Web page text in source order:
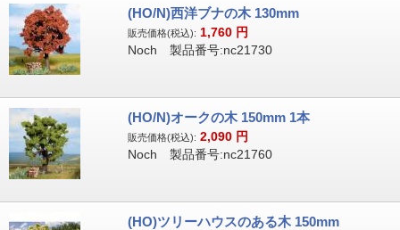
(HO/N)西洋ブナの木 130mm
販売価格(税込): 1,760 円
Noch 製品番号:nc21730
(HO/N)オークの木 150mm 1本
販売価格(税込): 2,090 円
Noch 製品番号:nc21760
(HO)ツリーハウスのある木 150mm